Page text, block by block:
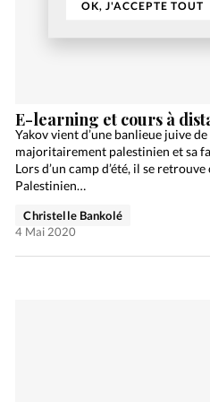
OK, J'ACCEPTE TOUT
E-learning et cours à
Yakov vient d’une banlieue juive
majoritairement palestinien et sa
Lors d’un camp d’été, il se
Palestinien…
Christelle Bankolé
4 Mai 2020